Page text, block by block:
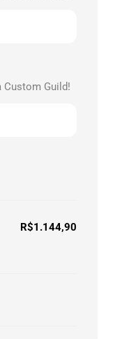
Guild!
R$1.144,90